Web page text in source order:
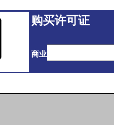
购买许可证
商业